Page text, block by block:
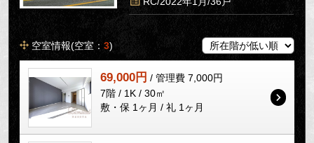
空室情報(空室：3)
69,000円 / 管理費 7,000円
7階 / 1K / 30㎡
敷・保 1ヶ月 / 礼 1ヶ月